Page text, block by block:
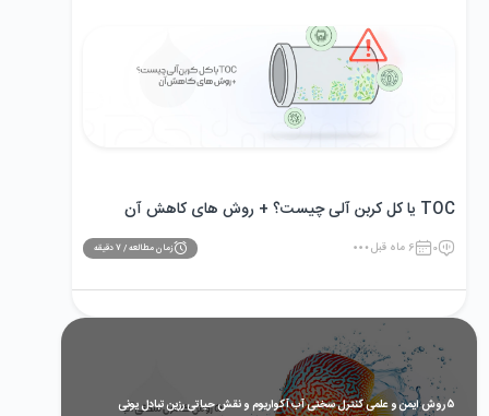
TOC یا کل کربن آلی چیست؟ + روش های کاهش آن
0 6 ماه قبل زمان مطالعه /7دقیقه
5 روش ایمن و علمی کنترل سختی آب آکواریوم و نقش حیاتی رزین تبادل یونی